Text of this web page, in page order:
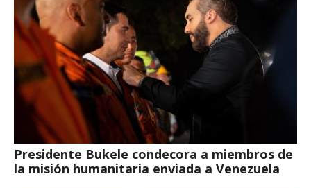
Presidente Bukele condecora a miembros de
la misión humanitaria enviada a Venezuela